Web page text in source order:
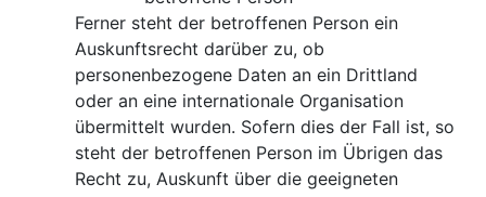
Ferner steht der betroffenen Person ein
Auskunftsrecht darüber zu, ob
personenbezogene Daten an ein Drittland
oder an eine internationale Organisation
übermittelt wurden. Sofern dies der Fall ist, so
steht der betroffenen Person im Übrigen das
Recht zu, Auskunft über die geeigneten